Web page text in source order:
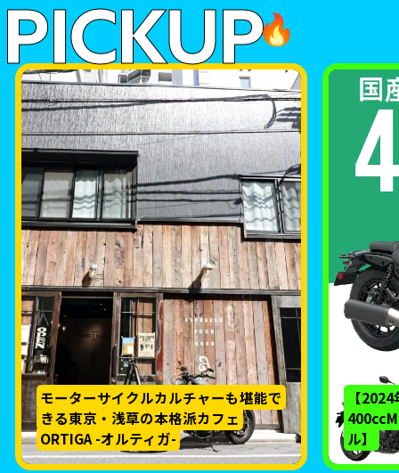
PICKUP🔥
モーターサイクルカルチャーも堪能で
きる東京・浅草の本格派カフェ
ORTIGA -オルティガ-
【
ル】